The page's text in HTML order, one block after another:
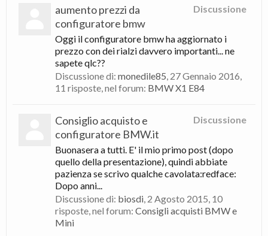
Discussione
aumento prezzi da
configuratore bmw
Oggi il configuratore bmw ha aggiornato i
prezzo con dei rialzi davvero importanti... ne
sapete qlc??
Discussione di: monedile85, 27 Gennaio 2016,
11 risposte, nel forum: BMW X1 E84
Discussione
Consiglio acquisto e
configuratore BMW.it
Buonasera a tutti. E' il mio primo post (dopo
quello della presentazione), quindi abbiate
pazienza se scrivo qualche cavolata:redface:
Dopo anni...
Discussione di: biosdi, 2 Agosto 2015, 10
risposte, nel forum: Consigli acquisti BMW e
Mini